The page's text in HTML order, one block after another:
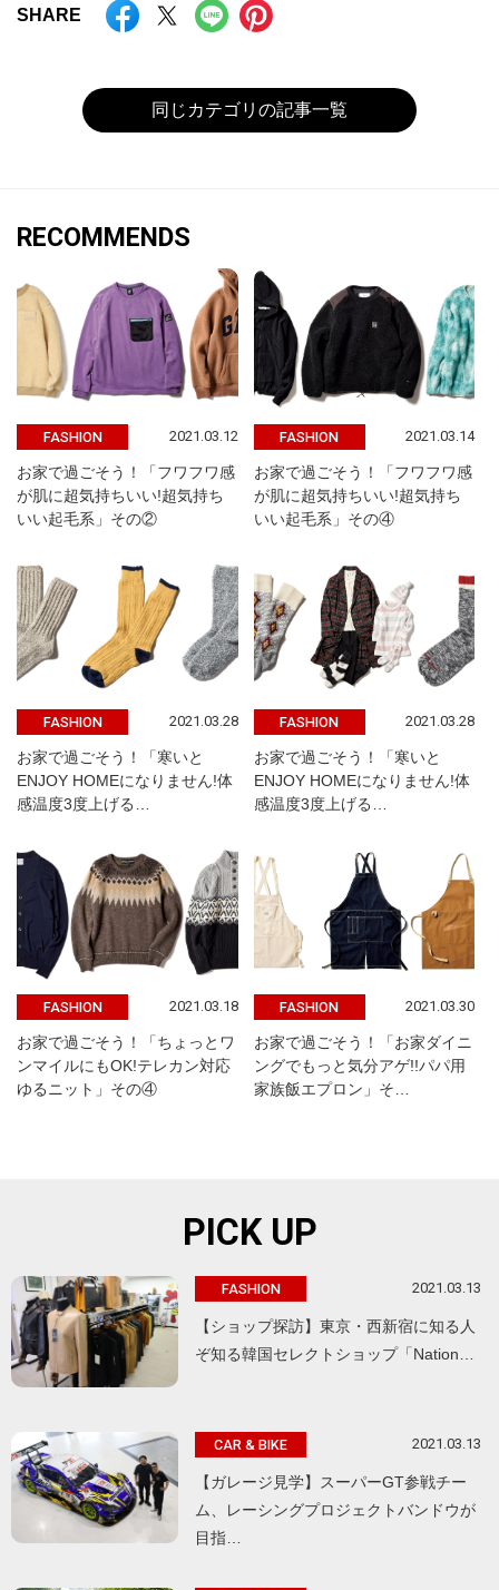
SHARE
同じカテゴリの記事一覧
RECOMMENDS
FASHION 2021.03.12
お家で過ごそう！「フワフワ感
が肌に超気持ちいい!超気持ち
いい起毛系」その②
FASHION 2021.03.14
お家で過ごそう！「フワフワ感
が肌に超気持ちいい!超気持ち
いい起毛系」その④
FASHION 2021.03.28
お家で過ごそう！「寒いと
ENJOY HOMEになりません!体
感温度3度上げる…
FASHION 2021.03.28
お家で過ごそう！「寒いと
ENJOY HOMEになりません!体
感温度3度上げる…
FASHION 2021.03.18
お家で過ごそう！「ちょっとワ
ンマイルにもOK!テレカン対応
ゆるニット」その④
FASHION 2021.03.30
お家で過ごそう！「お家ダイニ
ングでもっと気分アゲ!!パパ用
家族飯エプロン」そ…
PICK UP
FASHION 2021.03.13
【ショップ探訪】東京・西新宿に知る人
ぞ知る韓国セレクトショップ「Nation…
CAR & BIKE 2021.03.13
【ガレージ見学】スーパーGT参戦チー
ム、レーシングプロジェクトバンドウが
目指…